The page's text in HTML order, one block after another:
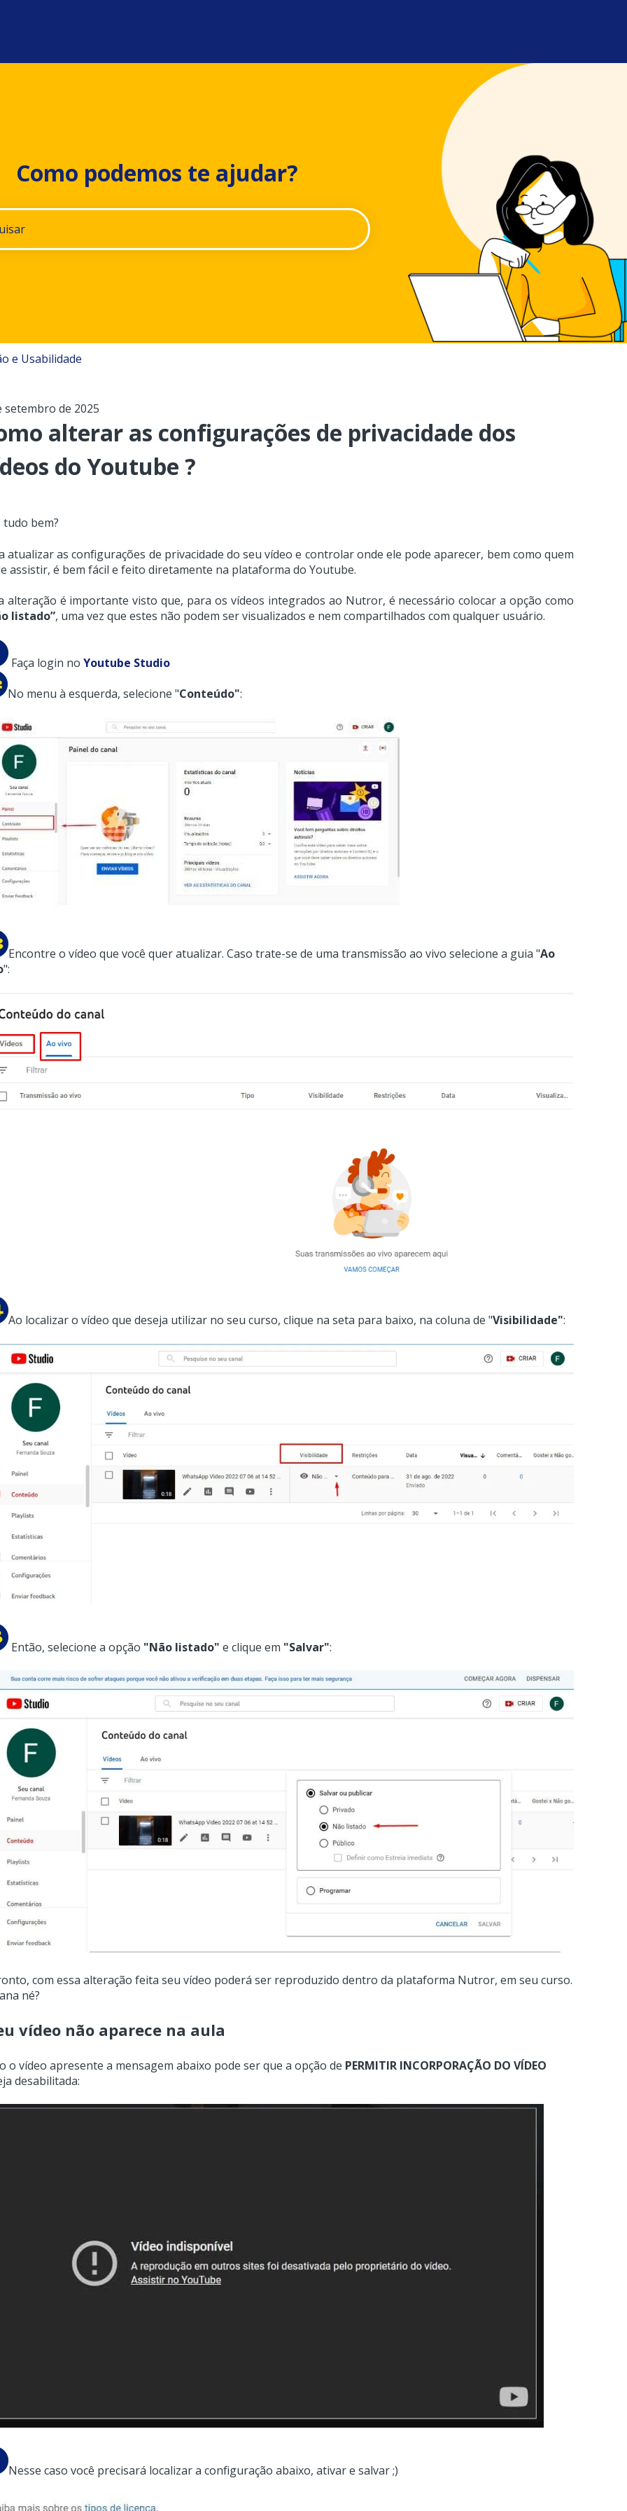
Como podemos te ajudar?
e Usabilidade
setembro de 2025
alterar as configurações de privacidade dos
do Youtube ?
tudo bem?
atualizar as configurações de privacidade do seu vídeo e controlar onde ele pode aparecer, bem como quem
assistir, é bem fácil e feito diretamente na plataforma do Youtube.
alteração é importante visto que, para os vídeos integrados ao Nutror, é necessário colocar a opção como
listado”, uma vez que estes não podem ser visualizados e nem compartilhados com qualquer usuário.
Faça login no Youtube Studio
No menu à esquerda, selecione "Conteúdo":
Encontre o vídeo que você quer atualizar. Caso trate-se de uma transmissão ao vivo selecione a guia "Ao
":
Ao localizar o vídeo que deseja utilizar no seu curso, clique na seta para baixo, na coluna de "Visibilidade":
Então, selecione a opção "Não listado" e clique em "Salvar":
com essa alteração feita seu vídeo poderá ser reproduzido dentro da plataforma Nutror, em seu curso.
né?
vídeo não aparece na aula
o vídeo apresente a mensagem abaixo pode ser que a opção de PERMITIR INCORPORAÇÃO DO VÍDEO
desabilitada:
Nesse caso você precisará localizar a configuração abaixo, ativar e salvar ;)